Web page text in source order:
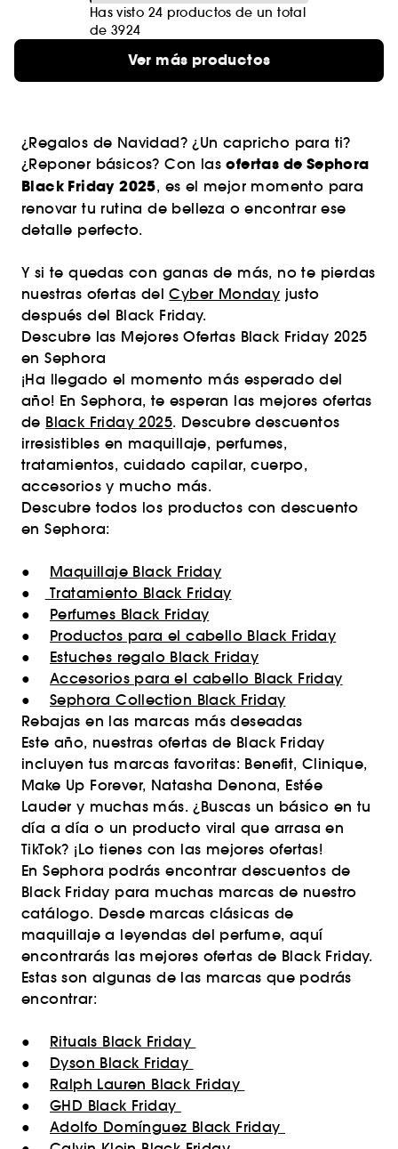
Has visto 24 productos de un total
de 3924
Ver más productos
¿Regalos de Navidad? ¿Un capricho para ti?
¿Reponer básicos? Con lasofertas de Sephora
Black Friday 2025, es el mejor momento para
renovar tu rutina de belleza o encontrar ese
detalle perfecto.
Y si te quedas con ganas de más, no te pierdas
nuestras ofertas delCyber Monday justo
después del Black Friday.
Descubre las Mejores Ofertas Black Friday 2025
en Sephora
¡Ha llegado el momento más esperado del
año! En Sephora, te esperan las mejores ofertas
de Black Friday 2025. Descubre descuentos
irresistibles en maquillaje, perfumes,
tratamientos, cuidado capilar, cuerpo,
accesorios y mucho más.
Descubre todos los productos con descuento
en Sephora:
● Maquillaje Black Friday
●
Tratamiento Black Friday
● Perfumes Black Friday
● Productos para el cabello Black Friday
● Estuches regalo Black Friday
● Accesorios para el cabello Black Friday
● Sephora Collection Black Friday
Rebajas en las marcas más deseadas
Este año, nuestras ofertas de Black Friday
incluyen tus marcas favoritas: Benefit, Clinique,
Make Up Forever, Natasha Denona, Estée
Lauder y muchas más. ¿Buscas un básico en tu
día a día o un producto viral que arrasa en
TikTok? ¡Lo tienes con las mejores ofertas!
En Sephora podrás encontrar descuentos de
Black Friday para muchas marcas de nuestro
catálogo. Desde marcas clásicas de
maquillaje a leyendas del perfume, aquí
encontrarás las mejores ofertas de Black Friday.
Estas son algunas de las marcas que podrás
encontrar:
● Rituals Black Friday
● Dyson Black Friday
● Ralph Lauren Black Friday
● GHD Black Friday
● Adolfo Domínguez Black Friday